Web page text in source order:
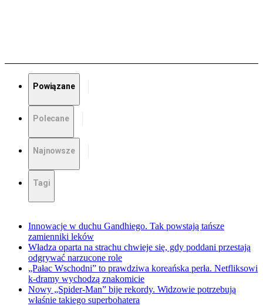
Powiązane
Polecane
Najnowsze
Tagi
Innowacje w duchu Gandhiego. Tak powstają tańsze
zamienniki leków
Władza oparta na strachu chwieje się, gdy poddani przestają
odgrywać narzucone role
„Pałac Wschodni” to prawdziwa koreańska perła. Netfliksowi
k-dramy wychodzą znakomicie
Nowy „Spider-Man” bije rekordy. Widzowie potrzebują
właśnie takiego superbohatera